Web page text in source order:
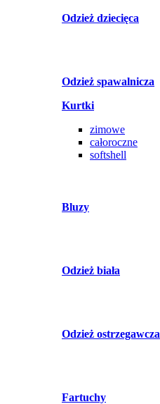
Odzież dziecięca
Odzież spawalnicza
Kurtki
zimowe
całoroczne
softshell
Bluzy
Odzież biała
Odzież ostrzegawcza
Fartuchy